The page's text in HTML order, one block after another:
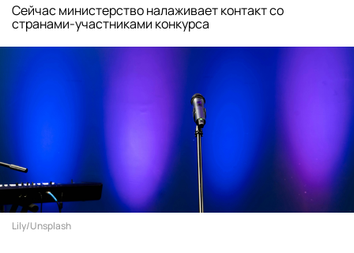
Сейчас министерство налаживает контакт со
странами-участниками конкурса
Lily/Unsplash